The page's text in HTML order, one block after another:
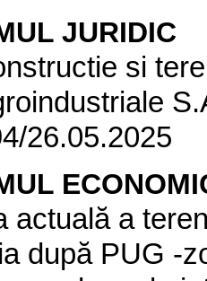
JURIDIC
si
26.05.2025
actuală a
după PUG -